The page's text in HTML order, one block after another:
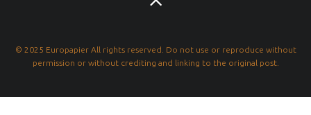
© 2025 Europapier All rights reserved. Do not use or reproduce without
permission or without crediting and linking to the original post.